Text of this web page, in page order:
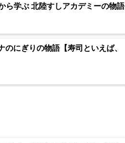
ら学ぶ 北陸すしアカデミーの物語
にぎりの物語【寿司といえば、